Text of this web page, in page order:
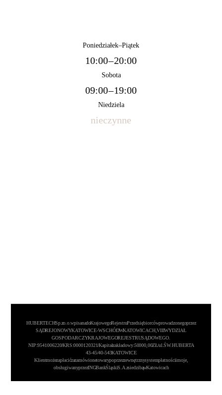
Poniedziałek – Piątek
10:00 – 20:00
Sobota
09:00 – 19:00
Niedziela
nieczynne
HUBERTECH Sp. z o.o. wpisana do Krajowego Rejestru Przedsiębiorców prowadzonego przez
SĄD REJONOWY KATOWICE-WSCHÓD W KATOWICACH, VIII WYDZIAŁ
GOSPODARCZY KRAJOWEGO REJESTRU SĄDOWEGO.
NIP: 9541006220 / KRS: 0000120321 / Kapitał zakładowy: 50 000,00 ZŁ / ul. ŚW.HUBERTA
43-45/ 40-543 KATOWICE
Klient może zapłacić za zamówione towary poprzez zewnętrzny system płatności imoje,
obsługiwany przez ING Bank Śląski S.A. z siedzibą w Katowicach